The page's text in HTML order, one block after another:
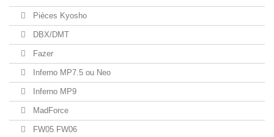
Pièces Kyosho
DBX/DMT
Fazer
Inferno MP7.5 ou Neo
Inferno MP9
MadForce
FW05 FW06